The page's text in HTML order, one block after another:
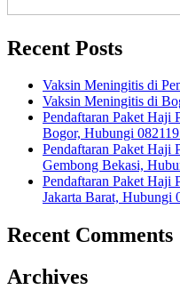
Recent Posts
Vaksin Meningitis di
Vaksin Meningitis di
Pendaftaran Paket Haji
Bogor, Hubungi
Pendaftaran Paket Haji
Gembong Bekasi,
Pendaftaran Paket Haji
Jakarta Barat, Hubungi
Recent Comments
Archives